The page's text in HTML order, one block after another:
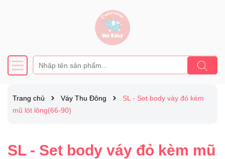
Trang chủ Váy Thu Đông
SL - Set body váy đỏ kèm
mũ lót lông(66-90)
SL - Set body váy đỏ kèm mũ